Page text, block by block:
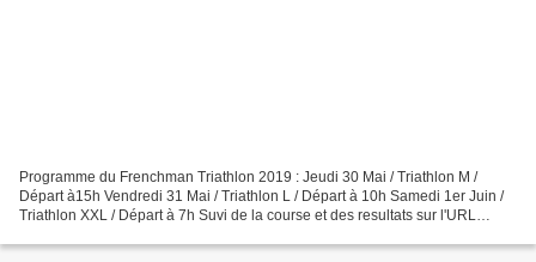
Programme du Frenchman Triathlon 2019 : Jeudi 30 Mai / Triathlon M /
Départ à15h Vendredi 31 Mai / Triathlon L / Départ à 10h Samedi 1er Juin /
Triathlon XXL / Départ à 7h Suvi de la course et des resultats sur l'URL